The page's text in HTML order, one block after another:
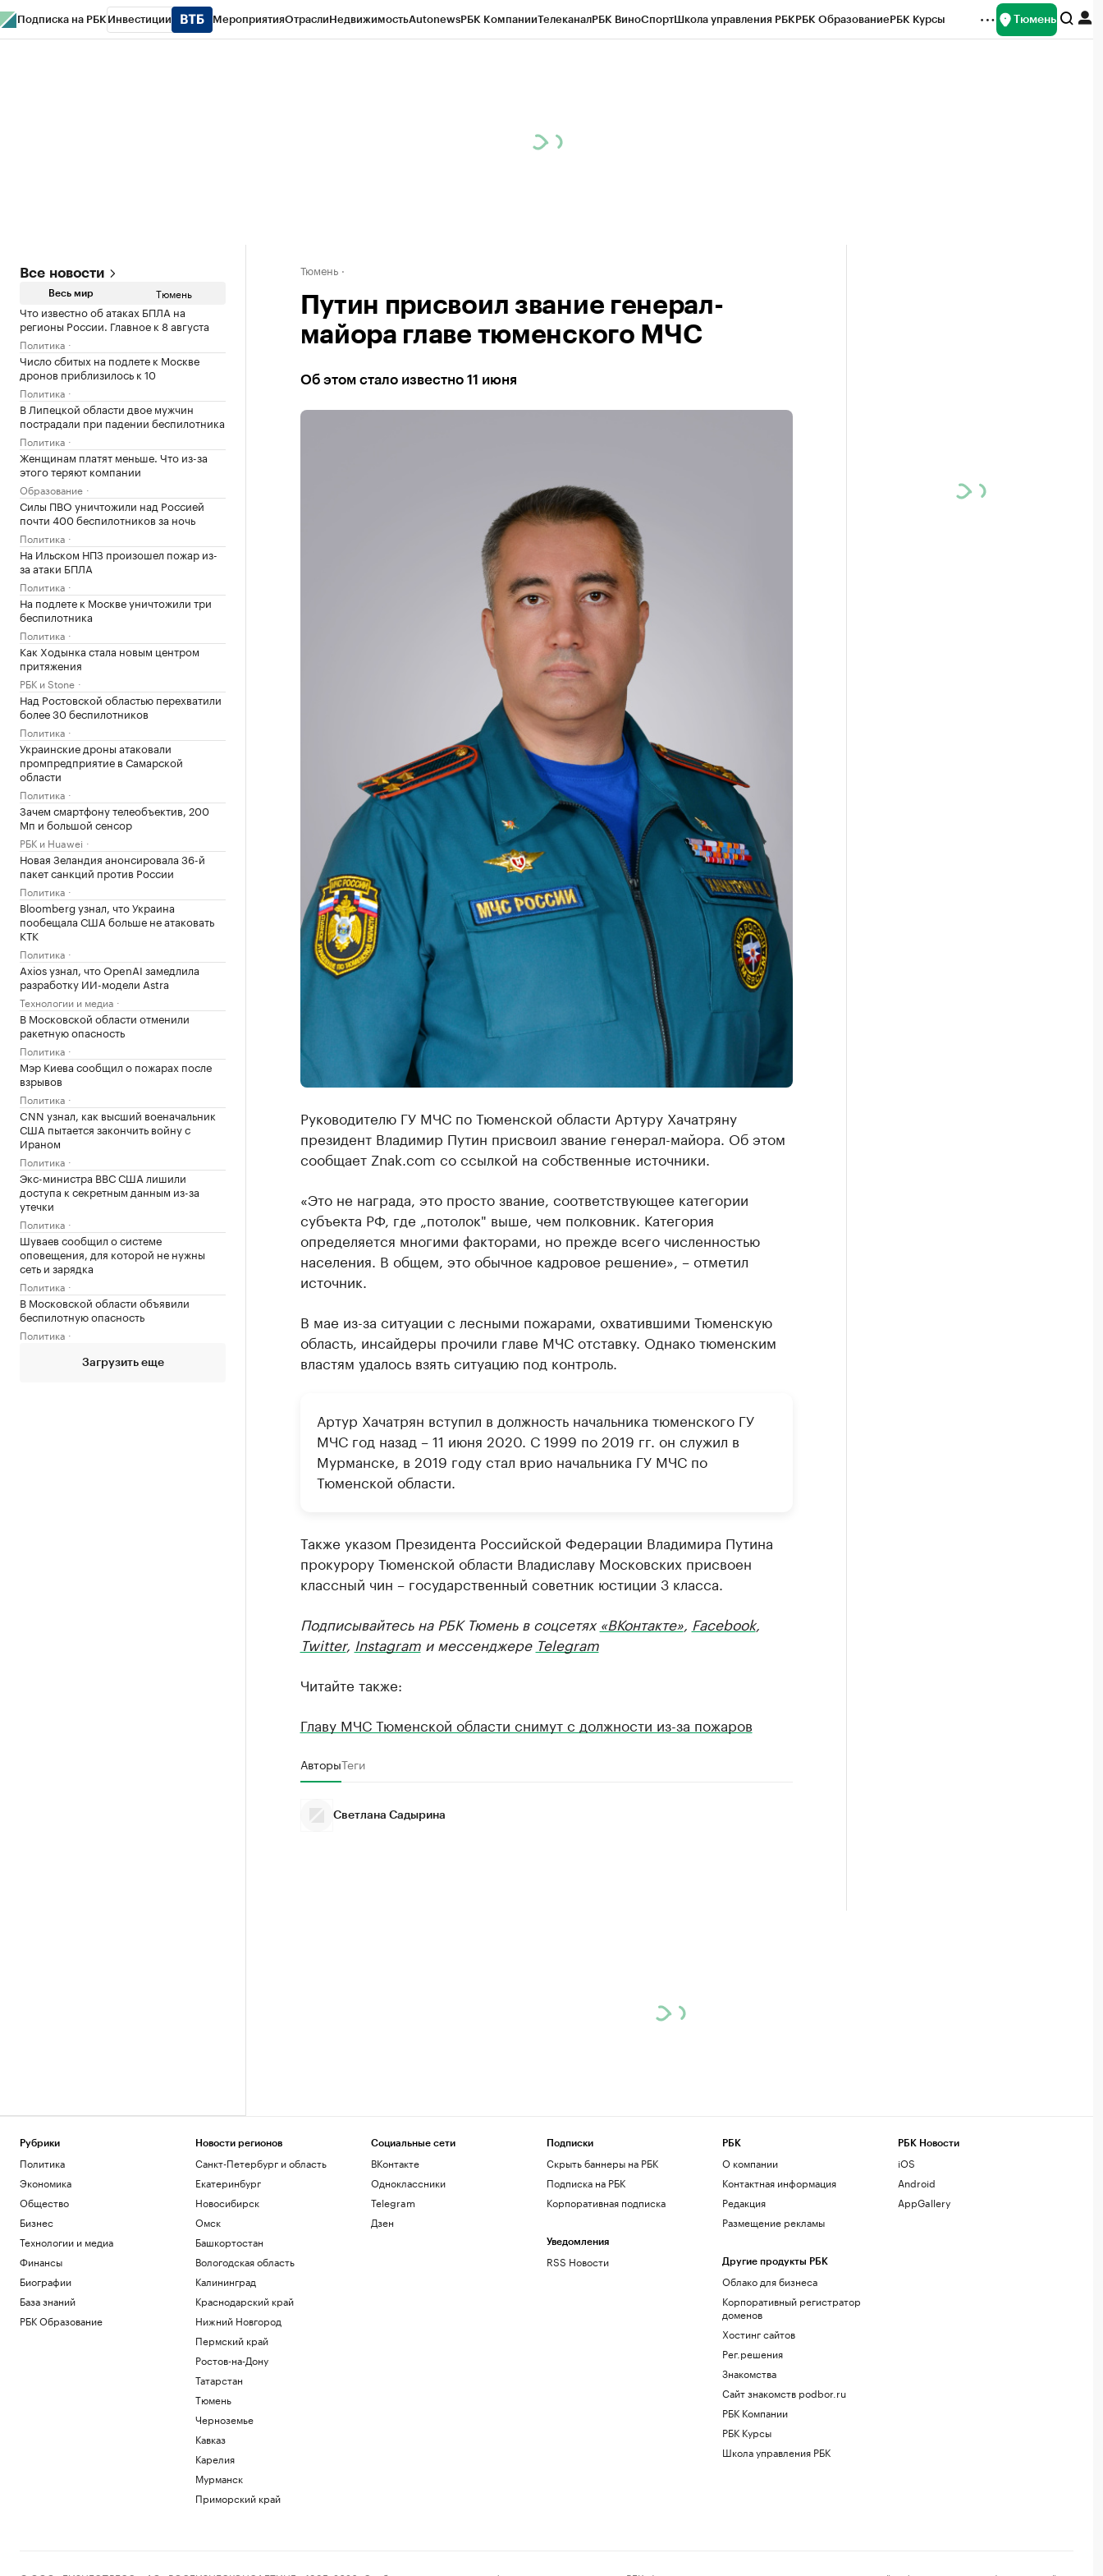
Подписка на РБК Инвестиции МероприятияОтраслиНедвижимостьAutonewsРБК КомпанииТелеканалРБК ВиноСпортШкола управления РБКРБК ОбразованиеРБК Курсы Тюмень
Все новости
Весь мир Тюмень
Что известно об атаках БПЛА на
регионы России. Главное к 8 августа
Политика
Число сбитых на подлете к Москве
дронов приблизилось к 10
Политика
В Липецкой области двое мужчин
пострадали при падении беспилотника
Политика
Женщинам платят меньше. Что из-за
этого теряют компании
Образование
Силы ПВО уничтожили над Россией
почти 400 беспилотников за ночь
Политика
На Ильском НПЗ произошел пожар из-
за атаки БПЛА
Политика
На подлете к Москве уничтожили три
беспилотника
Политика
Как Ходынка стала новым центром
притяжения
РБК и Stone
Над Ростовской областью перехватили
более 30 беспилотников
Политика
Украинские дроны атаковали
промпредприятие в Самарской
области
Политика
Зачем смартфону телеобъектив, 200
Мп и большой сенсор
РБК и Huawei
Новая Зеландия анонсировала 36-й
пакет санкций против России
Политика
Bloomberg узнал, что Украина
пообещала США больше не атаковать
КТК
Политика
Axios узнал, что OpenAI замедлила
разработку ИИ-модели Astra
Технологии и медиа
В Московской области отменили
ракетную опасность
Политика
Мэр Киева сообщил о пожарах после
взрывов
Политика
CNN узнал, как высший военачальник
США пытается закончить войну с
Ираном
Политика
Экс-министра ВВС США лишили
доступа к секретным данным из-за
утечки
Политика
Шуваев сообщил о системе
оповещения, для которой не нужны
сеть и зарядка
Политика
В Московской области объявили
беспилотную опасность
Политика
Загрузить еще
Тюмень
Путин присвоил звание генерал-
майора главе тюменского МЧС
Об этом стало известно 11 июня
Руководителю ГУ МЧС по Тюменской области Артуру Хачатряну
президент Владимир Путин присвоил звание генерал-майора. Об этом
сообщает Znak.com со ссылкой на собственные источники.
«Это не награда, это просто звание, соответствующее категории
субъекта РФ, где „потолок" выше, чем полковник. Категория
определяется многими факторами, но прежде всего численностью
населения. В общем, это обычное кадровое решение», – отметил
источник.
В мае из-за ситуации с лесными пожарами, охватившими Тюменскую
область, инсайдеры прочили главе МЧС отставку. Однако тюменским
властям удалось взять ситуацию под контроль.
Артур Хачатрян вступил в должность начальника тюменского ГУ
МЧС год назад – 11 июня 2020. С 1999 по 2019 гг. он служил в
Мурманске, в 2019 году стал врио начальника ГУ МЧС по
Тюменской области.
Также указом Президента Российской Федерации Владимира Путина
прокурору Тюменской области Владиславу Московских присвоен
классный чин – государственный советник юстиции 3 класса.
Подписывайтесь на РБК Тюмень в соцсетях«ВКонтакте», Facebook,
Twitter, Instagramи мессенджере Telegram
Читайте также:
Главу МЧС Тюменской области снимут с должности из-за пожаров
АвторыТеги
Светлана Садырина
Рубрики
Политика
Экономика
Общество
Бизнес
Технологии и медиа
Финансы
Биографии
База знаний
РБК Образование
Новости регионов
Санкт-Петербург и область
Екатеринбург
Новосибирск
Омск
Башкортостан
Вологодская область
Калининград
Краснодарский край
Нижний Новгород
Пермский край
Ростов-на-Дону
Татарстан
Тюмень
Черноземье
Кавказ
Карелия
Мурманск
Приморский край
Социальные сети
ВКонтакте
Одноклассники
Telegram
Дзен
Подписки
Скрыть баннеры на РБК
Подписка на РБК
Корпоративная подписка
Уведомления
RSS Новости
РБК
О компании
Контактная информация
Редакция
Размещение рекламы
Другие продукты РБК
Облако для бизнеса
Корпоративный регистратор
доменов
Хостинг сайтов
Рег.решения
Знакомства
Сайт знакомств podbor.ru
РБК Компании
РБК Курсы
Школа управления РБК
РБК Новости
iOS
Android
AppGallery